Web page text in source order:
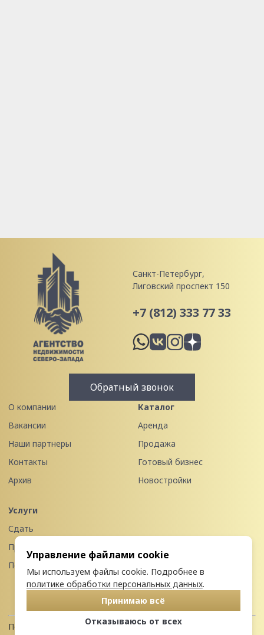
Санкт-Петербург,
Лиговский проспект 150
+7 (812) 333 77 33
Обратный звонок
О компании
Вакансии
Наши партнеры
Контакты
Архив
Каталог
Аренда
Продажа
Готовый бизнес
Новостройки
Услуги
Сдать
Продать
Передать в управление
Политика конфиденциальности
Управление файлами cookie
Мы используем файлы cookie. Подробнее в
политике обработки персональных данных.
Принимаю всё
Отказываюсь от всех